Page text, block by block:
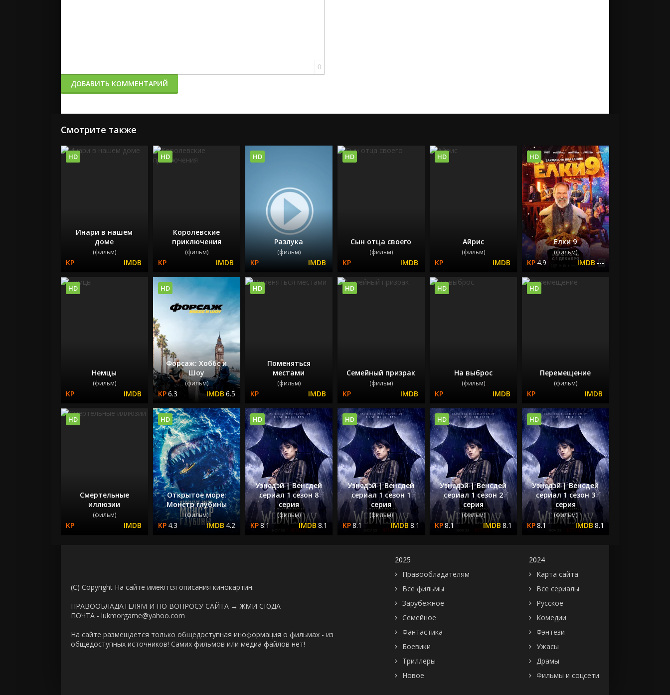
0
ДОБАВИТЬ КОММЕНТАРИЙ
Смотрите также
Инари в нашем
доме
(фильм)
HD
Королевские
приключения
(фильм)
HD
Разлука
(фильм)
HD
Сын отца своего
(фильм)
HD
Айрис
(фильм)
HD
Елки 9
(фильм)
4.9 ---
HD
Немцы
(фильм)
HD
Форсаж: Хоббс и
Шоу
(фильм)
6.3 6.5
HD
Поменяться
местами
(фильм)
HD
Семейный призрак
(фильм)
HD
На выброс
(фильм)
HD
Перемещение
(фильм)
HD
Смертельные
иллюзии
(фильм)
HD
Открытое море:
Монстр глубины
(фильм)
4.3 4.2
HD
Уэнсдэй | Венсдей
сериал 1 сезон 8
серия
(фильм)
8.1 8.1
HD
Уэнсдэй | Венсдей
сериал 1 сезон 1
серия
(фильм)
8.1 8.1
HD
Уэнсдэй | Венсдей
сериал 1 сезон 2
серия
(фильм)
8.1 8.1
HD
Уэнсдэй | Венсдей
сериал 1 сезон 3
серия
(фильм)
8.1 8.1
HD
(C) Copyright На сайте имеются описания кинокартин.
ПРАВООБЛАДАТЕЛЯМ И ПО ВОПРОСУ САЙТА → ЖМИ СЮДА
ПОЧТА - lukmorgame@yahoo.com
На сайте размещается только общедоступная иноформация о фильмах - из
общедоступных источников! Самих фильмов или медиа файлов нет!
2025
Правообладателям
Все фильмы
Зарубежное
Семейное
Фантастика
Боевики
Триллеры
Новое
2024
Карта сайта
Все сериалы
Русское
Комедии
Фэнтези
Ужасы
Драмы
Фильмы и соцсети